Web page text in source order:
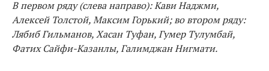
В первом ряду (слева направо): Кави Наджми,
Алексей Толстой, Максим Горький; во втором ряду:
Лябиб Гильманов, Хасан Туфан, Гумер Тулумбай,
Фатих Сайфи-Казанлы, Галимджан Нигмати.